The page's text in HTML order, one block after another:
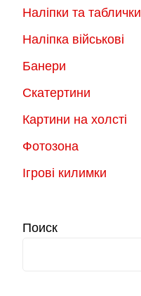
Наліпки та таблички
Наліпка військові
Банери
Скатертини
Картини на холсті
Фотозона
Ігрові килимки
Поиск